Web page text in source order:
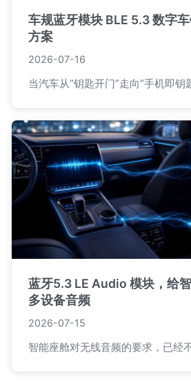
车规蓝牙模块 BLE 5.3 数字
方案
2026-07-16
当汽车从“钥匙开门”走向“手机即钥
蓝牙5.3 LE Audio 模块，给智
多设备音频
2026-07-15
智能座舱对无线音频的要求，已经